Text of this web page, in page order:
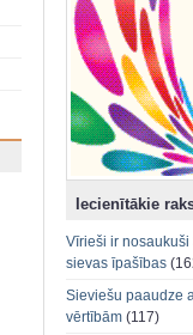
Iecienītākie
Vīrieši ir
sievas īpašības
Sieviešu paaudze
vērtībām (117)